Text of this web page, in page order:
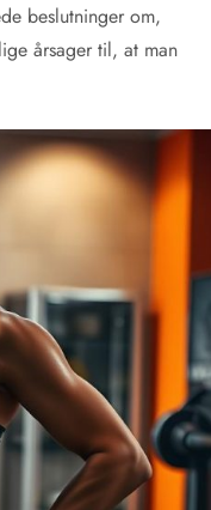
beslutninger om,
årsager til, at man